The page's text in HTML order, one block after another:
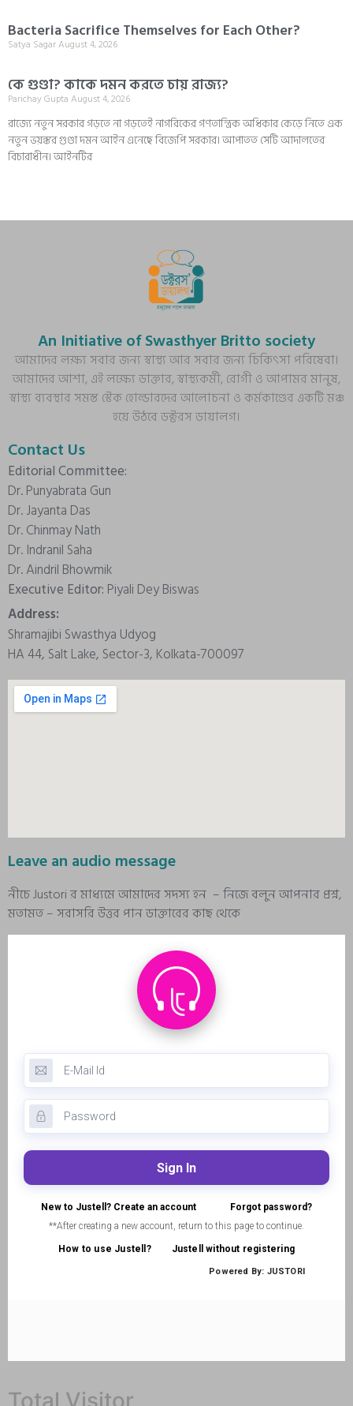
Bacteria Sacrifice Themselves for Each Other?
Satya SagarAugust 4, 2026
কে গুণ্ডা? কাকে দমন করতে চায় রাজ্য?
Parichay Gupta August 4, 2026
রাজ্যে নতুন সরকার গড়তে না গড়তেই নাগরিকের গণতান্ত্রিক অধিকার কেড়ে নিতে এক
নতুন ভয়ঙ্কর গুণ্ডা দমন আইন এনেছে বিজেপি সরকার। আপাতত সেটি আদালতের
বিচারাধীন। আইনটির
An Initiative of Swasthyer Britto society
আমাদের লক্ষ্য সবার জন্য স্বাস্থ্য আর সবার জন্য চিকিৎসা পরিষেবা।
আমাদের আশা, এই লক্ষ্যে ডাক্তার, স্বাস্থ্যকর্মী, রোগী ও আপামর মানুষ,
স্বাস্থ্য ব্যবস্থার সমস্ত স্টেক হোল্ডারদের আলোচনা ও কর্মকাণ্ডের একটি মঞ্চ
হয়ে উঠবে ডক্টরস ডায়ালগ।
Contact Us
Editorial Committee:
Dr. Punyabrata Gun
Dr. Jayanta Das
Dr. Chinmay Nath
Dr. Indranil Saha
Dr. Aindril Bhowmik
Executive Editor: Piyali Dey Biswas
Address:
Shramajibi Swasthya Udyog
HA 44, Salt Lake, Sector-3, Kolkata-700097
Leave an audio message
নীচে Justori র মাধ্যমে আমাদের সদস্য হন – নিজে বলুন আপনার প্রশ্ন,
মতামত – সরাসরি উত্তর পান ডাক্তারের কাছ থেকে
Total Visitor